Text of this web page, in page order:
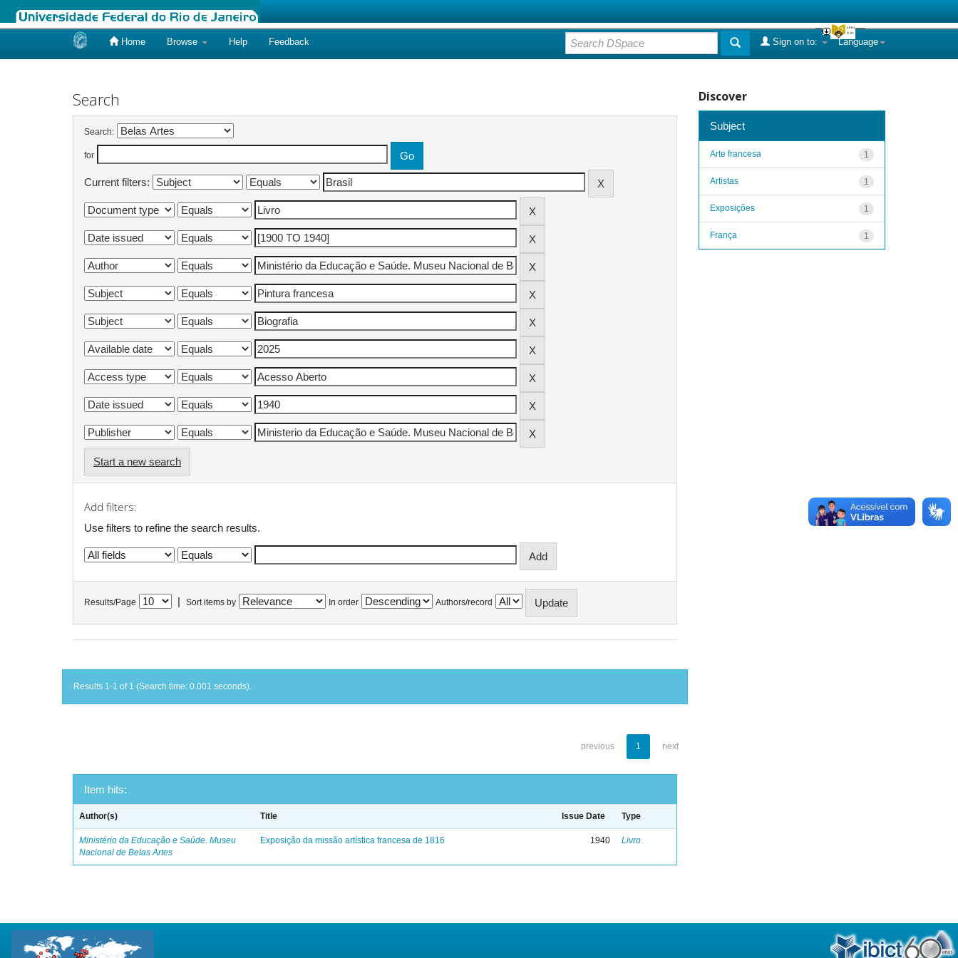
Home Browse Help Feedback Language
Sign on to:
Search
Search:
for
Current filters:
Start a new search
Add filters:
Use filters to refine the search results.
Results/Page Sort items by In order Authors/record
Results 1-1 of 1 (Search time: 0.001 seconds).
previous 1 next
Item hits:
Author(s) Title Issue Date Type
Ministério da Educação e Saúde. Museu
Nacional de Belas Artes
Exposição da missão artística francesa de 1816 1940 Livro
Discover
Subject
1
Arte francesa
1
Artistas
1
Exposições
1
França